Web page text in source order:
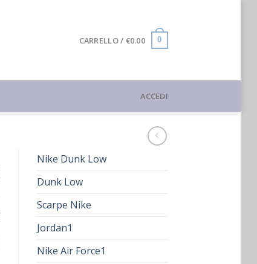
CARRELLO / €0.00 0
ACCEDI
Nike Dunk Low
Dunk Low
Scarpe Nike
Jordan1
Nike Air Force1